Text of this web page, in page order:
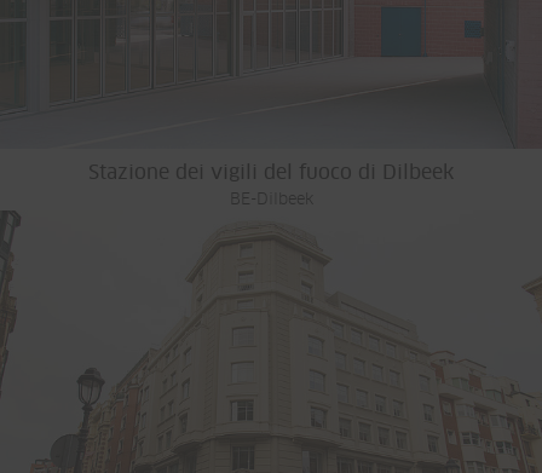
Stazione dei vigili del fuoco di Dilbeek
BE-Dilbeek